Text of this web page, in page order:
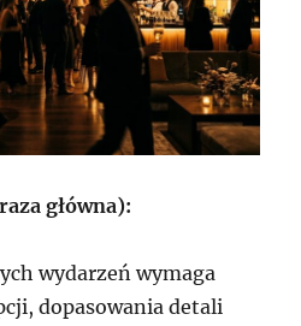
główna):
wydarzeń wymaga
dopasowania detali